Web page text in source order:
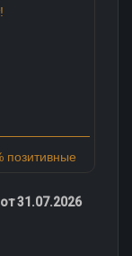
позитивные
31.07.2026